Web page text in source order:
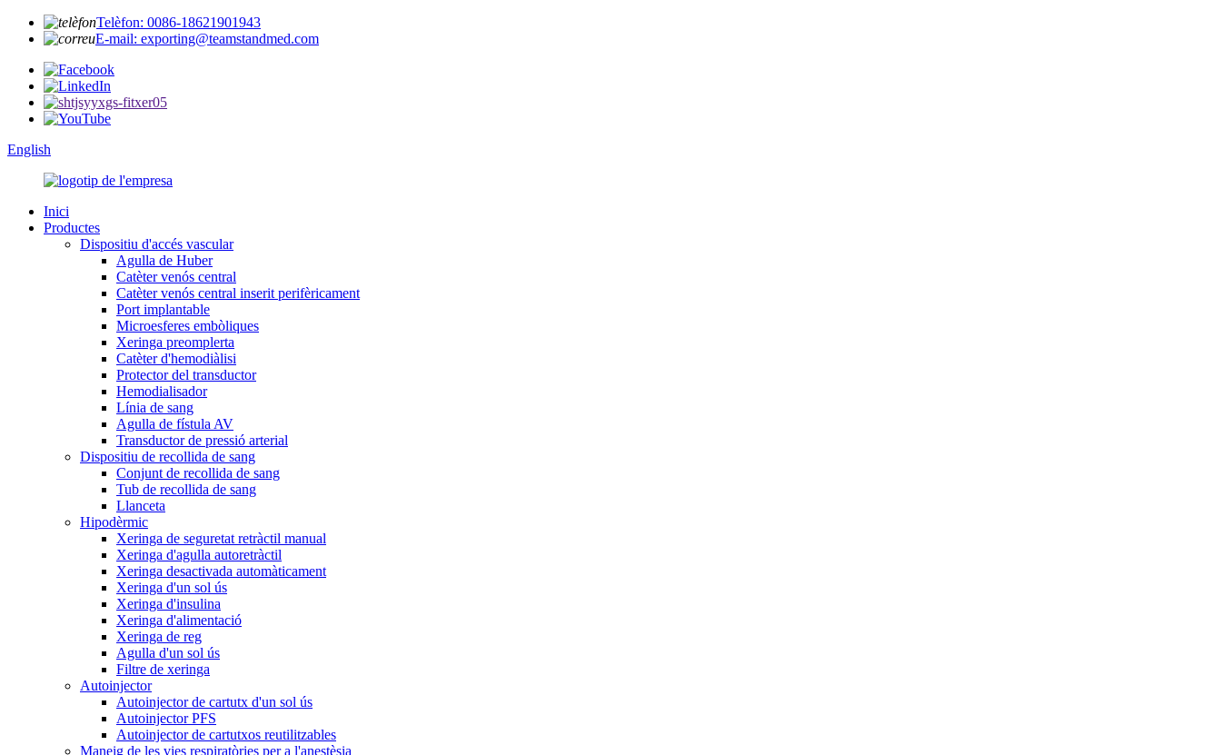
Telèfon: 0086-18621901943
E-mail: exporting@teamstandmed.com
English
Inici
Productes
Dispositiu d'accés vascular
Agulla de Huber
Catèter venós central
Catèter venós central inserit perifèricament
Port implantable
Microesferes embòliques
Xeringa preomplerta
Catèter d'hemodiàlisi
Protector del transductor
Hemodialisador
Línia de sang
Agulla de fístula AV
Transductor de pressió arterial
Dispositiu de recollida de sang
Conjunt de recollida de sang
Tub de recollida de sang
Llanceta
Hipodèrmic
Xeringa de seguretat retràctil manual
Xeringa d'agulla autoretràctil
Xeringa desactivada automàticament
Xeringa d'un sol ús
Xeringa d'insulina
Xeringa d'alimentació
Xeringa de reg
Agulla d'un sol ús
Filtre de xeringa
Autoinjector
Autoinjector de cartutx d'un sol ús
Autoinjector PFS
Autoinjector de cartutxos reutilitzables
Maneig de les vies respiratòries per a l'anestèsia